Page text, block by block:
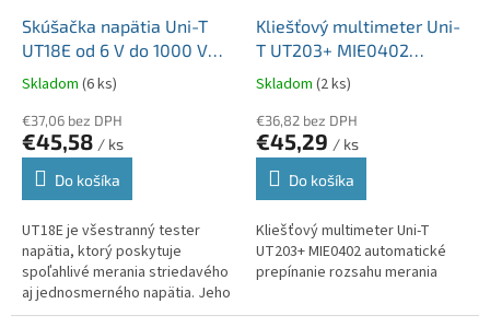
Skúšačka napätia Uni-T
UT18E od 6 V do 1000 V
MIE0464
Skladom (6 ks)
€37,06 bez DPH
€45,58 / ks
Do košíka
UT18E je všestranný tester
napätia, ktorý poskytuje
spoľahlivé merania striedavého
aj jednosmerného napätia. Jeho
pokročilé funkcie a široký
Kliešťový multimeter Uni-
T UT203+ MIE0402
automatické prepínanie
rozsahu merania
Skladom (2 ks)
€36,82 bez DPH
€45,29 / ks
Do košíka
Kliešťový multimeter Uni-T
UT203+ MIE0402 automatické
prepínanie rozsahu merania